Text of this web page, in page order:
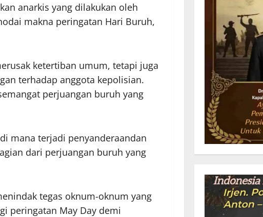
anarkis yang dilakukan oleh
makna peringatan Hari Buruh,
ketertiban umum, tetapi juga
terhadap anggota kepolisian.
perjuangan buruh yang
mana terjadi penyanderaandan
dari perjuangan buruh yang
tegas oknum-oknum yang
peringatan May Day demi